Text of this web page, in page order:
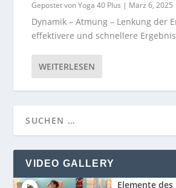
Gepostet vonYoga 40 Plus | März 6, 2025
Dynamik – Atmung – Lenkung der
effektivere und schnellere
WEITERLESEN
VIDEO GALLERY
Elemente